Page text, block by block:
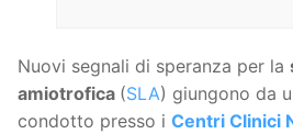
Nuovi segnali di speranza per la
amiotrofica (SLA) giungono da
condotto presso i Centri Clinici